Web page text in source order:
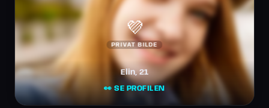
💜
PRIVAT BILDE
Elin, 21
👀 SE PROFILEN